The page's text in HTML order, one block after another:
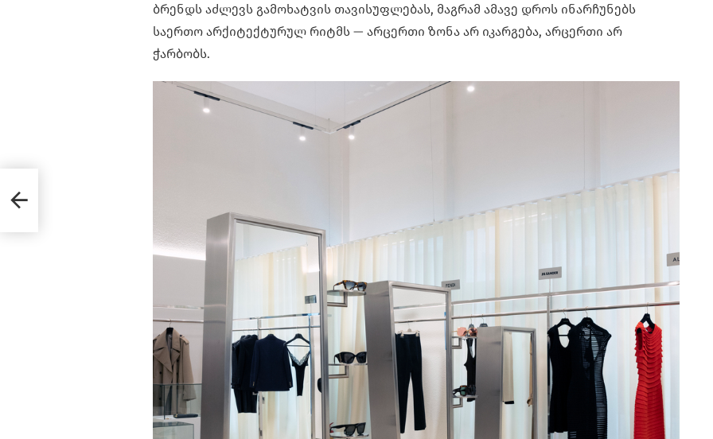
ბრენდს აძლევს გამოხატვის თავისუფლებას, მაგრამ ამავე დროს ინარჩუნებს
საერთო არქიტექტურულ რიტმს — არცერთი ზონა არ იკარგება, არცერთი არ
ჭარბობს.